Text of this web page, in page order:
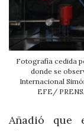
Fotografía cedida
donde se
Internacional
EFE/
Añadió que